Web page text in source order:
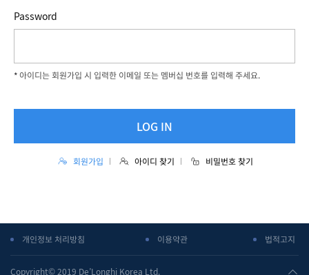
Password
아이디는 회원가입 시 입력한 이메일 또는 멤버십 번호를 입력해 주세요.
LOG IN
회원가입 아이디 찾기 비밀번호 찾기
개인정보 처리방침 이용약관 법적고지
Copyright© 2019 De’Longhi Korea Ltd.